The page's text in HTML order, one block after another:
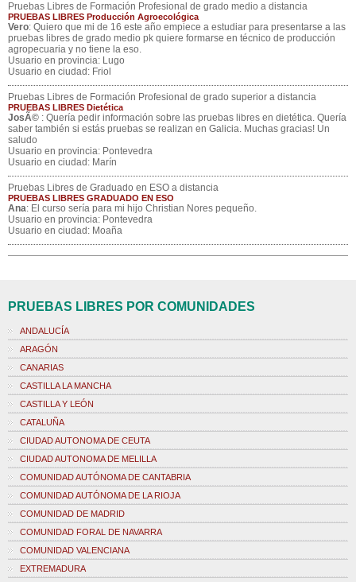
Pruebas Libres de Formación Profesional de grado medio a distancia
PRUEBAS LIBRES Producción Agroecológica
Vero: Quiero que mi de 16 este año empiece a estudiar para presentarse a las
pruebas libres de grado medio pk quiere formarse en técnico de producción
agropecuaria y no tiene la eso.
Usuario en provincia: Lugo
Usuario en ciudad: Friol
Pruebas Libres de Formación Profesional de grado superior a distancia
PRUEBAS LIBRES Dietética
JosÃ© : Quería pedir información sobre las pruebas libres en dietética. Quería
saber también si estás pruebas se realizan en Galicia. Muchas gracias! Un
saludo
Usuario en provincia: Pontevedra
Usuario en ciudad: Marín
Pruebas Libres de Graduado en ESO a distancia
PRUEBAS LIBRES GRADUADO EN ESO
Ana: El curso sería para mi hijo Christian Nores pequeño.
Usuario en provincia: Pontevedra
Usuario en ciudad: Moaña
PRUEBAS LIBRES POR COMUNIDADES
ANDALUCÍA
ARAGÓN
CANARIAS
CASTILLA LA MANCHA
CASTILLA Y LEÓN
CATALUÑA
CIUDAD AUTONOMA DE CEUTA
CIUDAD AUTONOMA DE MELILLA
COMUNIDAD AUTÓNOMA DE CANTABRIA
COMUNIDAD AUTÓNOMA DE LA RIOJA
COMUNIDAD DE MADRID
COMUNIDAD FORAL DE NAVARRA
COMUNIDAD VALENCIANA
EXTREMADURA